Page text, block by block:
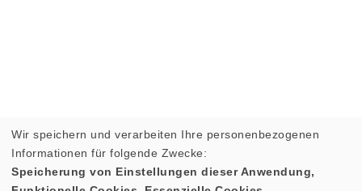
Wir speichern und verarbeiten Ihre personenbezogenen
Informationen für folgende Zwecke:
Speicherung von Einstellungen dieser Anwendung,